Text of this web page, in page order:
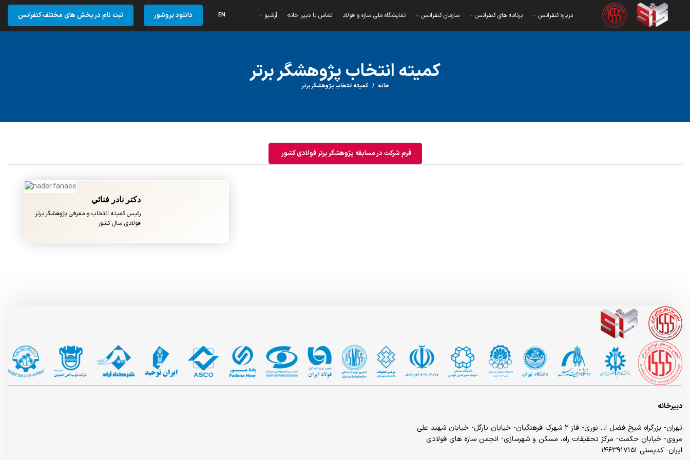
درباره کنفرانس برنامه های کنفرانس سازمان کنفرانس نمایشگاه ملی سازه و فولاد تماس با دبیر خانه آرشیو EN دانلود بروشور ثبت نام در بخش های مختلف کنفرانس
کمیته انتخاب پژوهشگر برتر
خانه کمیته انتخاب پژوهشگر برتر
فرم شرکت در مسابقه پژوهشگر برتر فولادی کشور
دکتر فرزاد بحری
عنوان عضو کمیته انتخاب و معرفی پژوهشگر
برتر فولادی
دکتر نادر فنائي
رئیس کمیته انتخاب و معرفی پژوهشگر برتر
فولادی سال کشور
دبیرخانه
تهران- بزرگراه شیخ فضل ا... نوری- فاز ۲ شهرک فرهنگیان- خیابان نارگل- خیابان شهید علی
مروی- خیابان حکمت- مرکز تحقیقات راه، مسکن و شهرسازی- انجمن سازه های فولادی
ایران- کدپستی ۱۴۶۳۹۱۷۱۵۱